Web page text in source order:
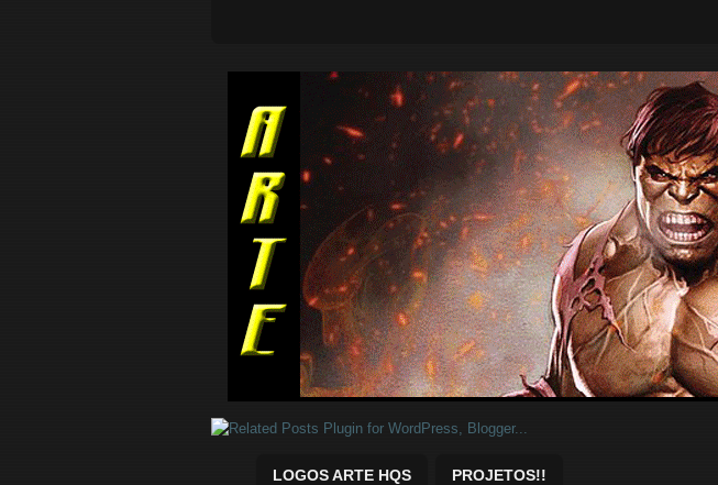
Quadrinhos Marvel e DC para baixar.
LOGOS ARTE HQS PROJETOS!!